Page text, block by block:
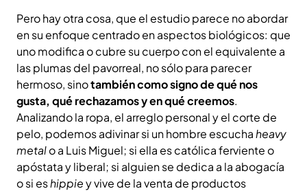
Pero hay otra cosa, que el estudio parece no abordar
en su enfoque centrado en aspectos biológicos: que
uno modifica o cubre su cuerpo con el equivalente a
las plumas del pavorreal, no sólo para parecer
hermoso, sinotambién como signo de qué nos
gusta, qué rechazamos y en qué creemos.
Analizando la ropa, el arreglo personal y el corte de
pelo, podemos adivinar si un hombre escuchaheavy
metalo a Luis Miguel; si ella es católica ferviente o
apóstata y liberal; si alguien se dedica a la abogacía
o si eshippiey vive de la venta de productos